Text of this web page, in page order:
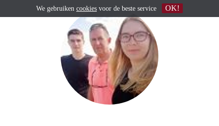
We gebruiken cookies voor de beste service OK!